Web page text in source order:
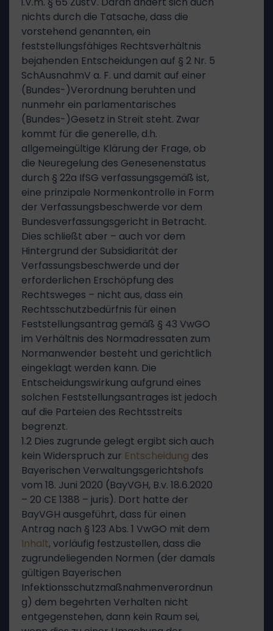
nichts durch die Tatsache, dass die
vorstehend genannten, ein
feststellungsfähiges Rechtsverhältnis
bejahenden Entscheidungen auf § 2 Nr. 5
SchAusnahmV a. F. und damit auf einer
(Bundes-)Verordnung beruhten und
nunmehr ein parlamentarisches
(Bundes-)Gesetz in Streit steht. Zwar
kommt für die generelle, d.h.
allgemeingültige Klärung der Frage, ob
die Neuregelung des Genesenenstatus
durch § 22a IfSG verfassungsgemäß ist,
eine prinzipale Normenkontrolle in Form
der Verfassungsbeschwerde vor dem
Bundesverfassungsgericht in Betracht.
Dies schließt aber – auch vor dem
Hintergrund der Subsidiarität der
Verfassungsbeschwerde und der
erforderlichen Erschöpfung des
Rechtsweges – nicht aus, dass ein
Rechtsschutzbedürfnis für einen
Feststellungsantrag gemäß § 43 VwGO
im Verhältnis des Normadressaten zum
Normanwender besteht und gerichtlich
eingeklagt werden kann. Die
Entscheidungswirkung aufgrund eines
solchen Feststellungsantrages ist jedoch
auf die Parteien des Rechtsstreits
begrenzt.
1.2 Dies zugrunde gelegt ergibt sich auch
kein Widerspruch zur Entscheidung des
Bayerischen Verwaltungsgerichtshofs
vom 18. Juni 2020 (BayVGH, B.v. 18.6.2020
– 20 CE 1388 – juris). Dort hatte der
BayVGH ausgeführt, dass für einen
Antrag nach § 123 Abs. 1 VwGO mit dem
Inhalt, vorläufig festzustellen, dass die
zugrundeliegenden Normen (der damals
gültigen Bayerischen
Infektionsschutzmaßnahmenverordnun
g) dem begehrten Verhalten nicht
entgegenstehen, dann kein Raum sei,